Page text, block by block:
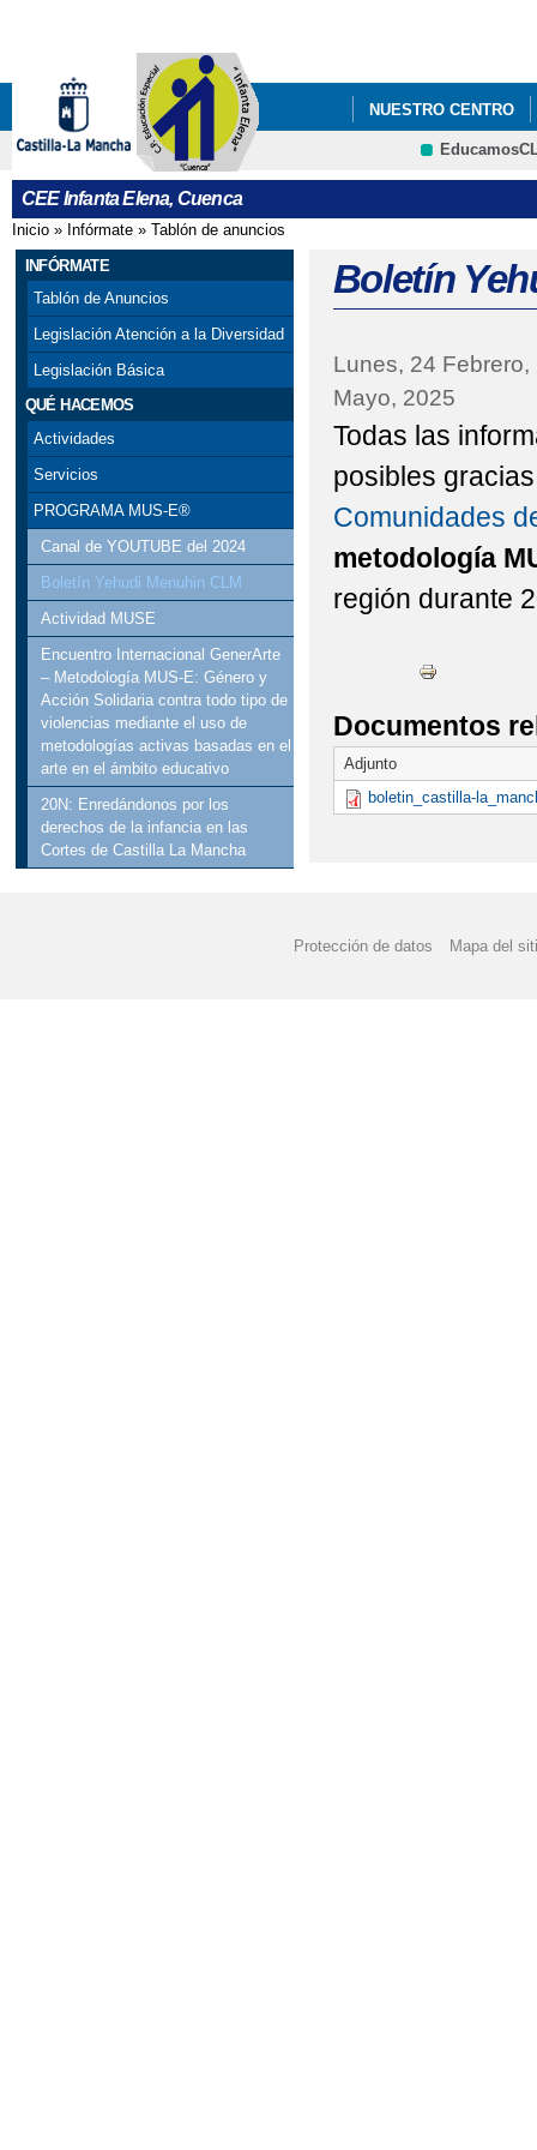
NUESTRO CENTRO
CEE Infanta Elena, Cuenca
Se encuentra usted aquí
Inicio » Infórmate » Tablón de anuncios
INFÓRMATE
Tablón de Anuncios
Legislación Atención a la Diversidad
Legislación Básica
QUÉ HACEMOS
Actividades
Servicios
PROGRAMA MUS-E®
Canal de YOUTUBE del 2024
Boletín Yehudi Menuhin CLM
Actividad MUSE
Encuentro Internacional GenerArte
– Metodología MUS-E: Género y
Acción Solidaria contra todo tipo de
violencias mediante el uso de
metodologías activas basadas en el
arte en el ámbito educativo
20N: Enredándonos por los
derechos de la infancia en las
Cortes de Castilla La Mancha
Boletín
Lunes, 24 Febrero,
Mayo, 2025
Todas las
posibles
Comunidades
metodología
región durante
Documentos
Adjunto
boletin_castilla-
Protección de datos Mapa del